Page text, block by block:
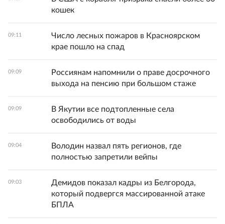
кошек
09:11
Число лесных пожаров в Красноярском
крае пошло на спад
09:09
Россиянам напомнили о праве досрочного
выхода на пенсию при большом стаже
09:09
В Якутии все подтопленные села
освободились от воды
09:04
Володин назвал пять регионов, где
полностью запретили вейпы
09:03
Демидов показал кадры из Белгорода,
который подвергся массированной атаке
БПЛА